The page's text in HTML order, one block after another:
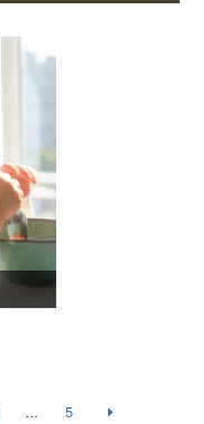
... 5